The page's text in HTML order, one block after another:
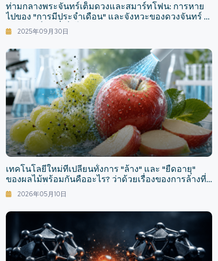
ท่ามกลางพระจันทร์เต็มดวงและสมาร์ทโฟน: การหาย
ไปของ "การมีประจำเดือน" และจังหวะของดวงจันทร์ -
เบาะแสเล็กๆ ที่เห็นในวงจรของดวงจันทร์และผู้หญิง
2025年09月30日
เทคโนโลยีใหม่ที่เปลี่ยนทั้งการ "ล้าง" และ "ยืดอายุ"
ของผลไม้พร้อมกันคืออะไร? ว่าด้วยเรื่องของการล้างที่
ย่อยสลายได้ทางชีวภาพจากแป้ง
2026年05月10日